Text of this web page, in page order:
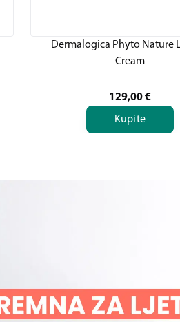
Dermalogica Phyto Nature
Cream
129,00€
Kupite